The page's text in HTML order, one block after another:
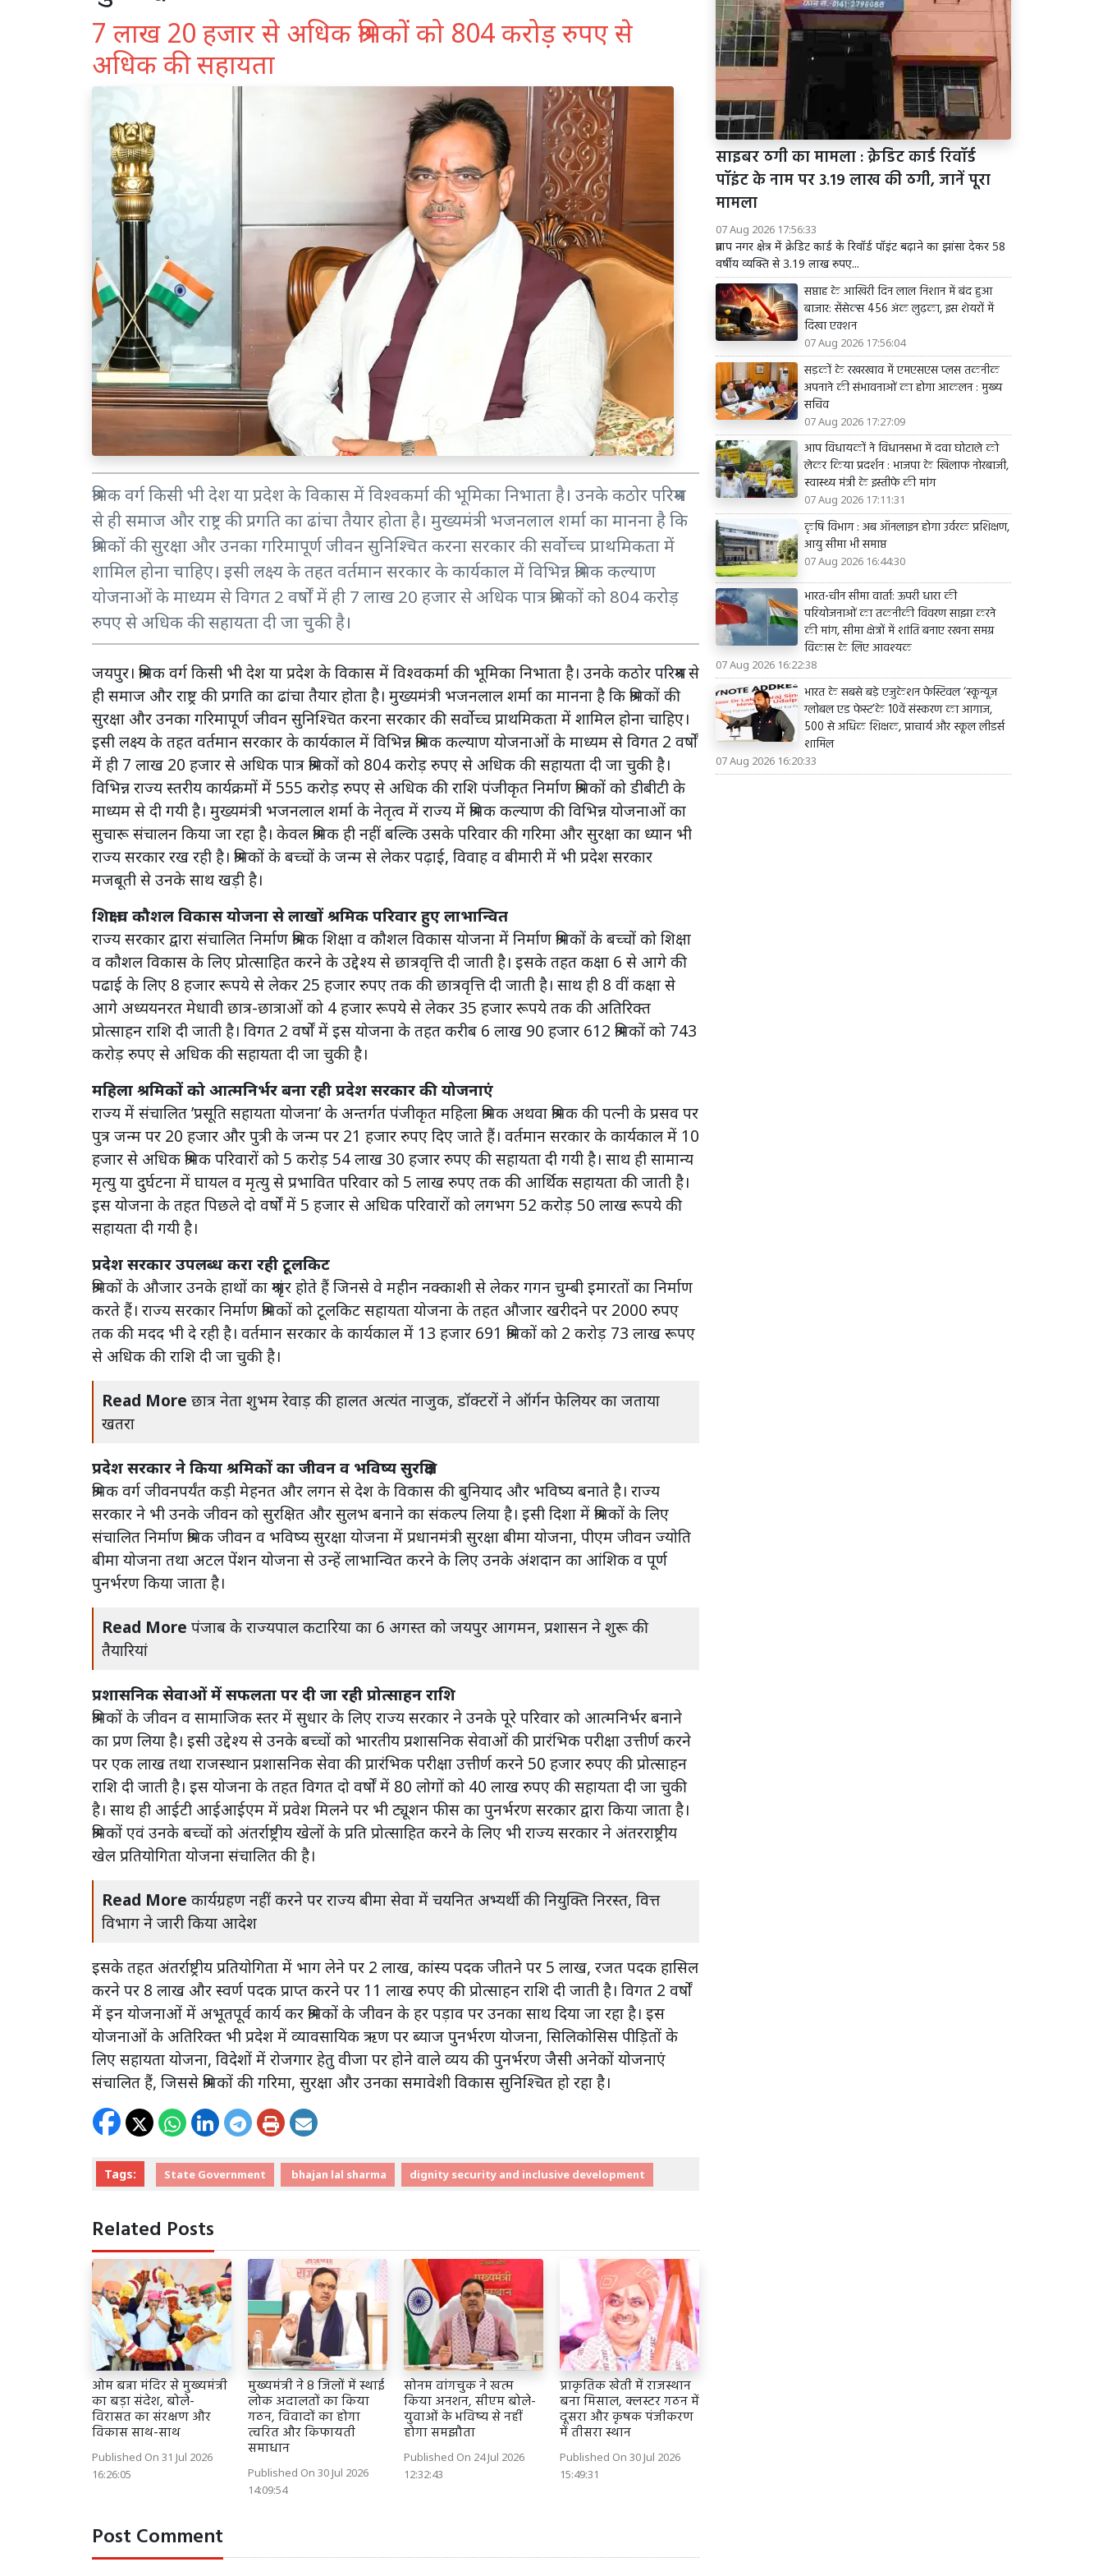
7 लाख 20 हजार से अधिक श्रमिकों को 804 करोड़ रुपए से
अधिक की सहायता
श्रमिक वर्ग किसी भी देश या प्रदेश के विकास में विश्वकर्मा की भूमिका निभाता है। उनके कठोर परिश्रम
से ही समाज और राष्ट्र की प्रगति का ढांचा तैयार होता है। मुख्यमंत्री भजनलाल शर्मा का मानना है कि
श्रमिकों की सुरक्षा और उनका गरिमापूर्ण जीवन सुनिश्चित करना सरकार की सर्वोच्च प्राथमिकता में
शामिल होना चाहिए। इसी लक्ष्य के तहत वर्तमान सरकार के कार्यकाल में विभिन्न श्रमिक कल्याण
योजनाओं के माध्यम से विगत 2 वर्षों में ही 7 लाख 20 हजार से अधिक पात्र श्रमिकों को 804 करोड़
रुपए से अधिक की सहायता दी जा चुकी है।
जयपुर। श्रमिक वर्ग किसी भी देश या प्रदेश के विकास में विश्वकर्मा की भूमिका निभाता है। उनके कठोर परिश्रम से
ही समाज और राष्ट्र की प्रगति का ढांचा तैयार होता है। मुख्यमंत्री भजनलाल शर्मा का मानना है कि श्रमिकों की
सुरक्षा और उनका गरिमापूर्ण जीवन सुनिश्चित करना सरकार की सर्वोच्च प्राथमिकता में शामिल होना चाहिए।
इसी लक्ष्य के तहत वर्तमान सरकार के कार्यकाल में विभिन्न श्रमिक कल्याण योजनाओं के माध्यम से विगत 2 वर्षों
में ही 7 लाख 20 हजार से अधिक पात्र श्रमिकों को 804 करोड़ रुपए से अधिक की सहायता दी जा चुकी है।
विभिन्न राज्य स्तरीय कार्यक्रमों में 555 करोड़ रुपए से अधिक की राशि पंजीकृत निर्माण श्रमिकों को डीबीटी के
माध्यम से दी गयी है। मुख्यमंत्री भजनलाल शर्मा के नेतृत्व में राज्य में श्रमिक कल्याण की विभिन्न योजनाओं का
सुचारू संचालन किया जा रहा है। केवल श्रमिक ही नहीं बल्कि उसके परिवार की गरिमा और सुरक्षा का ध्यान भी
राज्य सरकार रख रही है। श्रमिकों के बच्चों के जन्म से लेकर पढ़ाई, विवाह व बीमारी में भी प्रदेश सरकार
मजबूती से उनके साथ खड़ी है।
शिक्षा व कौशल विकास योजना से लाखों श्रमिक परिवार हुए लाभान्वित
राज्य सरकार द्वारा संचालित निर्माण श्रमिक शिक्षा व कौशल विकास योजना में निर्माण श्रमिकों के बच्चों को शिक्षा
व कौशल विकास के लिए प्रोत्साहित करने के उद्देश्य से छात्रवृत्ति दी जाती है। इसके तहत कक्षा 6 से आगे की
पढाई के लिए 8 हजार रूपये से लेकर 25 हजार रुपए तक की छात्रवृत्ति दी जाती है। साथ ही 8 वीं कक्षा से
आगे अध्ययनरत मेधावी छात्र-छात्राओं को 4 हजार रूपये से लेकर 35 हजार रूपये तक की अतिरिक्त
प्रोत्साहन राशि दी जाती है। विगत 2 वर्षों में इस योजना के तहत करीब 6 लाख 90 हजार 612 श्रमिकों को 743
करोड़ रुपए से अधिक की सहायता दी जा चुकी है।
महिला श्रमिकों को आत्मनिर्भर बना रही प्रदेश सरकार की योजनाएं
राज्य में संचालित ’प्रसूति सहायता योजना’ के अन्तर्गत पंजीकृत महिला श्रमिक अथवा श्रमिक की पत्नी के प्रसव पर
पुत्र जन्म पर 20 हजार और पुत्री के जन्म पर 21 हजार रुपए दिए जाते हैं। वर्तमान सरकार के कार्यकाल में 10
हजार से अधिक श्रमिक परिवारों को 5 करोड़ 54 लाख 30 हजार रुपए की सहायता दी गयी है। साथ ही सामान्य
मृत्यु या दुर्घटना में घायल व मृत्यु से प्रभावित परिवार को 5 लाख रुपए तक की आर्थिक सहायता की जाती है।
इस योजना के तहत पिछले दो वर्षों में 5 हजार से अधिक परिवारों को लगभग 52 करोड़ 50 लाख रूपये की
सहायता दी गयी है।
प्रदेश सरकार उपलब्ध करा रही टूलकिट
श्रमिकों के औजार उनके हाथों का श्रृंगार होते हैं जिनसे वे महीन नक्काशी से लेकर गगन चुम्बी इमारतों का निर्माण
करते हैं। राज्य सरकार निर्माण श्रमिकों को टूलकिट सहायता योजना के तहत औजार खरीदने पर 2000 रुपए
तक की मदद भी दे रही है। वर्तमान सरकार के कार्यकाल में 13 हजार 691 श्रमिकों को 2 करोड़ 73 लाख रूपए
से अधिक की राशि दी जा चुकी है।
Read More छात्र नेता शुभम रेवाड़ की हालत अत्यंत नाजुक, डॉक्टरों ने ऑर्गन फेलियर का जताया
खतरा
प्रदेश सरकार ने किया श्रमिकों का जीवन व भविष्य सुरक्षित
श्रमिक वर्ग जीवनपर्यंत कड़ी मेहनत और लगन से देश के विकास की बुनियाद और भविष्य बनाते है। राज्य
सरकार ने भी उनके जीवन को सुरक्षित और सुलभ बनाने का संकल्प लिया है। इसी दिशा में श्रमिकों के लिए
संचालित निर्माण श्रमिक जीवन व भविष्य सुरक्षा योजना में प्रधानमंत्री सुरक्षा बीमा योजना, पीएम जीवन ज्योति
बीमा योजना तथा अटल पेंशन योजना से उन्हें लाभान्वित करने के लिए उनके अंशदान का आंशिक व पूर्ण
पुनर्भरण किया जाता है।
Read More पंजाब के राज्यपाल कटारिया का 6 अगस्त को जयपुर आगमन, प्रशासन ने शुरू की
तैयारियां
प्रशासनिक सेवाओं में सफलता पर दी जा रही प्रोत्साहन राशि
श्रमिकों के जीवन व सामाजिक स्तर में सुधार के लिए राज्य सरकार ने उनके पूरे परिवार को आत्मनिर्भर बनाने
का प्रण लिया है। इसी उद्देश्य से उनके बच्चों को भारतीय प्रशासनिक सेवाओं की प्रारंभिक परीक्षा उत्तीर्ण करने
पर एक लाख तथा राजस्थान प्रशासनिक सेवा की प्रारंभिक परीक्षा उत्तीर्ण करने 50 हजार रुपए की प्रोत्साहन
राशि दी जाती है। इस योजना के तहत विगत दो वर्षों में 80 लोगों को 40 लाख रुपए की सहायता दी जा चुकी
है। साथ ही आईटी आईआईएम में प्रवेश मिलने पर भी ट्यूशन फीस का पुनर्भरण सरकार द्वारा किया जाता है।
श्रमिकों एवं उनके बच्चों को अंतर्राष्ट्रीय खेलों के प्रति प्रोत्साहित करने के लिए भी राज्य सरकार ने अंतरराष्ट्रीय
खेल प्रतियोगिता योजना संचालित की है।
Read More कार्यग्रहण नहीं करने पर राज्य बीमा सेवा में चयनित अभ्यर्थी की नियुक्ति निरस्त, वित्त
विभाग ने जारी किया आदेश
इसके तहत अंतर्राष्ट्रीय प्रतियोगिता में भाग लेने पर 2 लाख, कांस्य पदक जीतने पर 5 लाख, रजत पदक हासिल
करने पर 8 लाख और स्वर्ण पदक प्राप्त करने पर 11 लाख रुपए की प्रोत्साहन राशि दी जाती है। विगत 2 वर्षों
में इन योजनाओं में अभूतपूर्व कार्य कर श्रमिकों के जीवन के हर पड़ाव पर उनका साथ दिया जा रहा है। इस
योजनाओं के अतिरिक्त भी प्रदेश में व्यावसायिक ऋण पर ब्याज पुनर्भरण योजना, सिलिकोसिस पीड़ितों के
लिए सहायता योजना, विदेशों में रोजगार हेतु वीजा पर होने वाले व्यय की पुनर्भरण जैसी अनेकों योजनाएं
संचालित हैं, जिससे श्रमिकों की गरिमा, सुरक्षा और उनका समावेशी विकास सुनिश्चित हो रहा है।
Tags: State Government bhajan lal sharma dignity security and inclusive development
Related Posts
ओम बन्ना मंदिर से मुख्यमंत्री
का बड़ा संदेश, बोले-
विरासत का संरक्षण और
विकास साथ-साथ
Published On 31 Jul 2026
16:26:05
मुख्यमंत्री ने 8 जिलों में स्थाई
लोक अदालतों का किया
गठन, विवादों का होगा
त्वरित और किफायती
समाधान
Published On 30 Jul 2026
14:09:54
सोनम वांगचुक ने खत्म
किया अनशन, सीएम बोले-
युवाओं के भविष्य से नहीं
होगा समझौता
Published On 24 Jul 2026
12:32:43
प्राकृतिक खेती में राजस्थान
बना मिसाल, क्लस्टर गठन में
दूसरा और कृषक पंजीकरण
में तीसरा स्थान
Published On 30 Jul 2026
15:49:31
Post Comment
साइबर ठगी का मामला : क्रेडिट कार्ड रिवॉर्ड
पॉइंट के नाम पर 3.19 लाख की ठगी, जानें पूरा
मामला
07 Aug 2026 17:56:33
प्रताप नगर क्षेत्र में क्रेडिट कार्ड के रिवॉर्ड पॉइंट बढ़ाने का झांसा देकर 58
वर्षीय व्यक्ति से 3.19 लाख रुपए...
सप्ताह के आखिरी दिन लाल निशान में बंद हुआ
बाजार: सेंसेक्स 456 अंक लुढ़का, इस शेयरों में
दिखा एक्शन
07 Aug 2026 17:56:04
सड़कों के रखरखाव में एमएसएस प्लस तकनीक
अपनाने की संभावनाओं का होगा आकलन : मुख्य
सचिव
07 Aug 2026 17:27:09
आप विधायकों ने विधानसभा में दवा घोटाले को
लेकर किया प्रदर्शन : भाजपा के खिलाफ नोरबाजी,
स्वास्थ्य मंत्री के इस्तीफे की मांग
07 Aug 2026 17:11:31
कृषि विभाग : अब ऑनलाइन होगा उर्वरक प्रशिक्षण,
आयु सीमा भी समाप्त
07 Aug 2026 16:44:30
भारत-चीन सीमा वार्ता: ऊपरी धारा की
परियोजनाओं का तकनीकी विवरण साझा करने
की मांग, सीमा क्षेत्रों में शांति बनाए रखना समग्र
विकास के लिए आवश्यक
07 Aug 2026 16:22:38
भारत के सबसे बड़े एजुकेशन फेस्टिवल ‘स्कून्यूज़
ग्लोबल एड फेस्ट’के 10वें संस्करण का आगाज,
500 से अधिक शिक्षक, प्राचार्य और स्कूल लीडर्स
शामिल
07 Aug 2026 16:20:33